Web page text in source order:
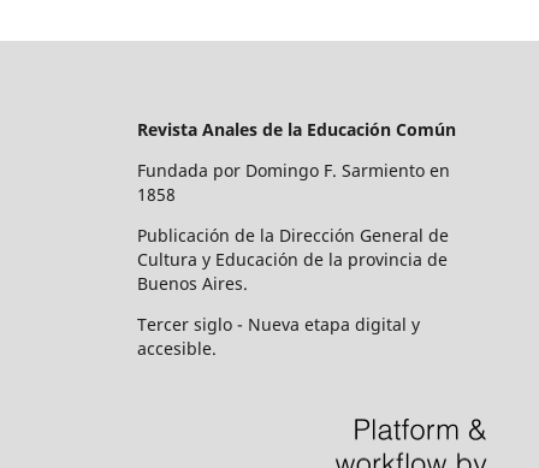
Revista Anales de la Educación Común
Fundada por Domingo F. Sarmiento en
1858
Publicación de la Dirección General de
Cultura y Educación de la provincia de
Buenos Aires.
Tercer siglo - Nueva etapa digital y
accesible.